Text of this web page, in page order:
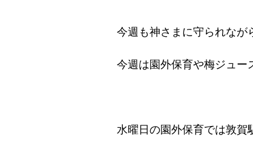
今週も神さまに守られなが
今週は園外保育や梅ジュー
水曜日の園外保育では敦賀